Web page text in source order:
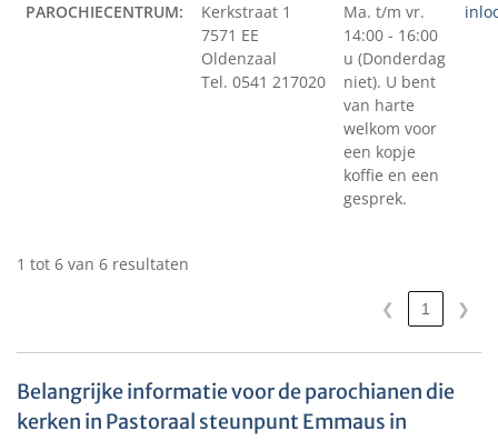
PAROCHIECENTRUM:
Kerkstraat 1
7571 EE
Oldenzaal
Tel. 0541 217020
Ma. t/m vr.
14:00 - 16:00
u (Donderdag
niet). U bent
van harte
welkom voor
een kopje
koffie en een
gesprek.
1 tot 6 van 6 resultaten
❮ 1 ❯
Belangrijke informatie voor de parochianen die
kerken in Pastoraal steunpunt Emmaus in